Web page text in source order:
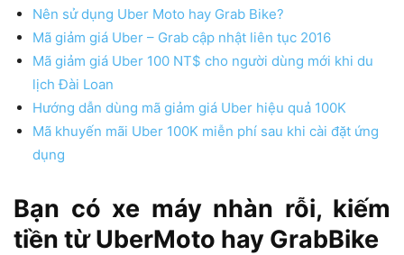
Nên sử dụng Uber Moto hay Grab Bike?
Mã giảm giá Uber – Grab cập nhật liên tục 2016
Mã giảm giá Uber 100 NT$ cho người dùng mới khi du
lịch Đài Loan
Hướng dẫn dùng mã giảm giá Uber hiệu quả 100K
Mã khuyến mãi Uber 100K miễn phí sau khi cài đặt ứng
dụng
Bạn có xe máy nhàn rỗi, kiếm
tiền từ UberMoto hay GrabBike